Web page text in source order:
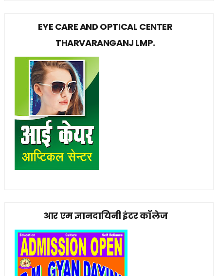
EYE CARE AND OPTICAL CENTER
THARVARANGANJ LMP.
आर एम ज्ञानदायिनी इंटर कॉलेज